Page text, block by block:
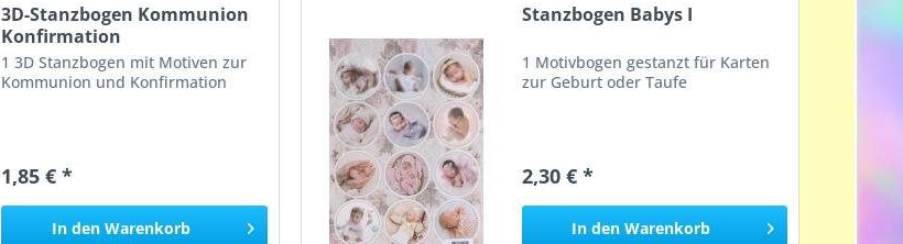
3D-Stanzbogen Kommunion
Konfirmation
1 3D Stanzbogen mit Motiven zur
Kommunion und Konfirmation
1,85 € *
In den Warenkorb
Stanzbogen Babys I
1 Motivbogen gestanzt für Karten
zur Geburt oder Taufe
2,30 € *
In den Warenkorb